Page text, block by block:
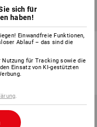
Größen
Hose e.s.ambition
5 Farben
84.89CHF 42.89
sich für
haben!
Einwandfreie Funktionen,
Ablauf – das sind die
für Tracking sowie die
Einsatz von KI-gestützten
.